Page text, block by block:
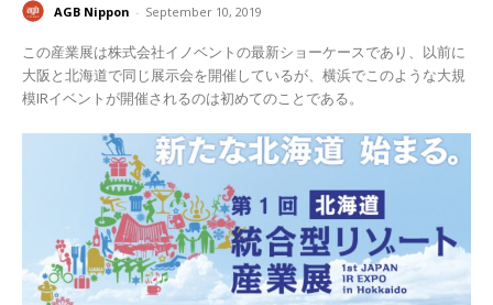
AGB Nippon - September 10, 2019
この産業展は株式会社イノベントの最新ショーケースであり、以前に
大阪と北海道で同じ展示会を開催しているが、横浜でこのような大規
模IRイベントが開催されるのは初めてのことである。